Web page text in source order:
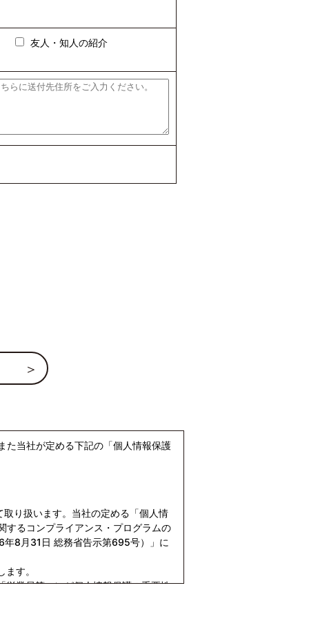
友人・知人の紹介
た当社が定める下記の「個人情報保護
り扱います。当社の定める「個人情
するコンプライアンス・プログラムの
8月31日 総務省告示第695号）」に
す。
従業員等」）が個人情報保護の重要性